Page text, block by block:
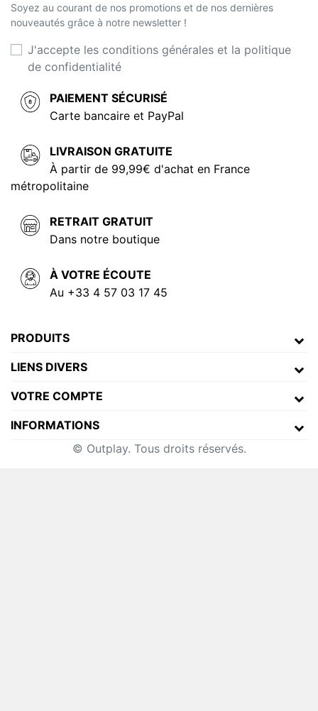
Soyez au courant de nos promotions et de nos dernières
nouveautés grâce à notre newsletter !
J'accepte les conditions générales et la politique
de confidentialité
PAIEMENT SÉCURISÉ
Carte bancaire et PayPal
LIVRAISON GRATUITE
À partir de 99,99€ d'achat en France
métropolitaine
RETRAIT GRATUIT
Dans notre boutique
À VOTRE ÉCOUTE
Au +33 4 57 03 17 45
PRODUITS
LIENS DIVERS
VOTRE COMPTE
INFORMATIONS
© Outplay. Tous droits réservés.